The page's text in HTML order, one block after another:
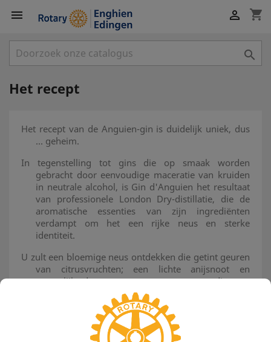
 shopping_cart


Het recept
Het recept van de Anguien-gin is duidelijk uniek, dus
... geheim.
In tegenstelling tot gins die op smaak worden
gebracht door eenvoudige maceratie van kruiden
in neutrale alcohol, is Gin d'Anguien het resultaat
van professionele London Dry-distillatie, die de
aromatische essenties van zijn ingrediënten
verdampt om het een rijke neus en sterke
identiteit.
U zult een bloemige neus ontdekken die getint geuren
van citrusvruchten; een lichte anijsnoot en
natuurlijk de toets van rozenessence die ons
dierbaar was voor deze Cuvée Parmentier,
gemaakt als eerbetoon aan deze drie Parmentier-
broers die de rozen van Louis in Edingen over de
hele wereld verspreidden.